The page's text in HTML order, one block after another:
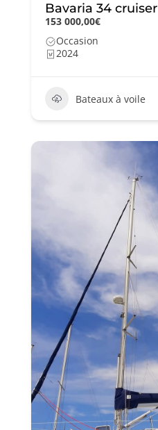
Bavaria 34 cruiser
153 000,00€
Occasion
2024
Bateaux à voile